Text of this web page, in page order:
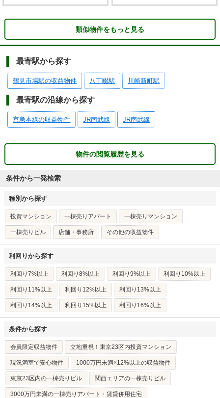
類似物件をもっと見る
最寄駅から探す
鶴見市場駅の収益物件 八丁畷駅 川崎新町駅
最寄駅の沿線から探す
京急本線の収益物件 JR南武線 JR南武線
物件の閲覧履歴を見る
条件から一発検索
種別から探す
投資マンション 一棟売りアパート 一棟売りマンション
一棟売りビル 店舗・事務所 その他の収益物件
利回りから探す
利回り7%以上 利回り8%以上 利回り9%以上 利回り10%以上
利回り11%以上 利回り12%以上 利回り13%以上
利回り14%以上 利回り15%以上 利回り16%以上
条件から探す
会員限定収益物件 立地重視！東京23区内投資マンション
現況満室で安心物件 1000万円未満×12%以上の収益物件
東京23区内の一棟売りビル 関西エリアの一棟売りビル
3000万円未満の一棟売りアパート・賃貸併用住宅